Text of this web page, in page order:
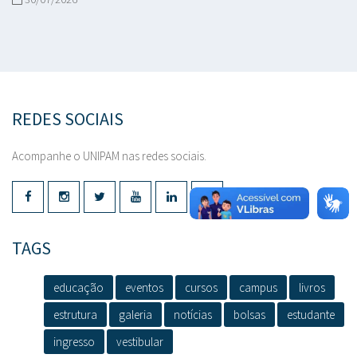
REDES SOCIAIS
Acompanhe o UNIPAM nas redes sociais.
TAGS
educação eventos cursos campus
livros
estrutura
galeria notícias bolsas
estudante
ingresso
vestibular